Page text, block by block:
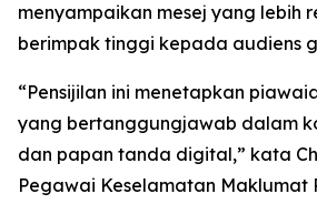
menyampaikan mesej yang lebih
berimpak tinggi kepada audiens
“Pensijilan ini menetapkan
yang bertanggungjawab dalam
dan papan tanda digital,” kata
Pegawai Keselamatan Maklumat